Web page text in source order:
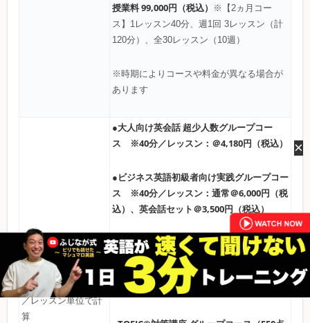
授業料 99,000円（税込）
※【2ヵ月コー
ス】1レッスン40分、週1回 3レッスン（計
120分）、全30レッスン（10週）
※時期によりコースや料金が異なる場合が
あります
1レッスンの料金目安
※月４回または40分
／レッスン単位で計
算
●大人向け英会話 超少人数グループコー
ス ※40分／レッスン：＠4,180円（税込）
●ビジネス英語初級者向け実践グループコー
ス ※40分／レッスン：通常＠6,000円（税
込）、英会話セット＠3,500円（税込）
●中上級者向けグローバルビジネス研修
（Entry Skillsコース、Core Skills コー
ス）：＠6,930円～7,590円
（40分／レッス
ン換算）
×